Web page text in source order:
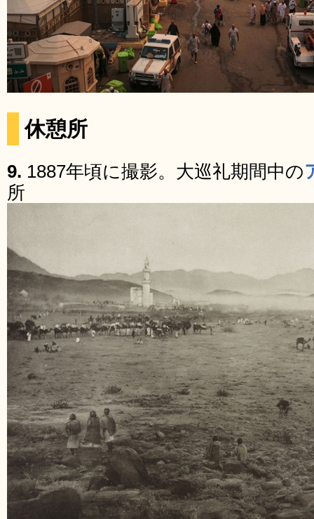
休憩所
9. 1887年頃に撮影。大巡礼期間中の
所